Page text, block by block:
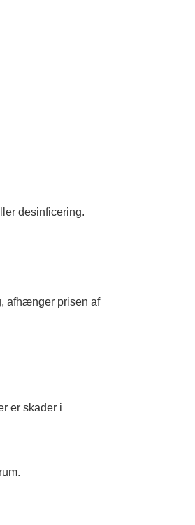
desinficering.
afhænger prisen af
er skader i